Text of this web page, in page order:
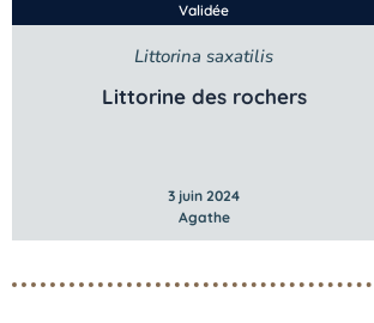
Validée
Littorina saxatilis
Littorine des rochers
3 juin 2024
Agathe